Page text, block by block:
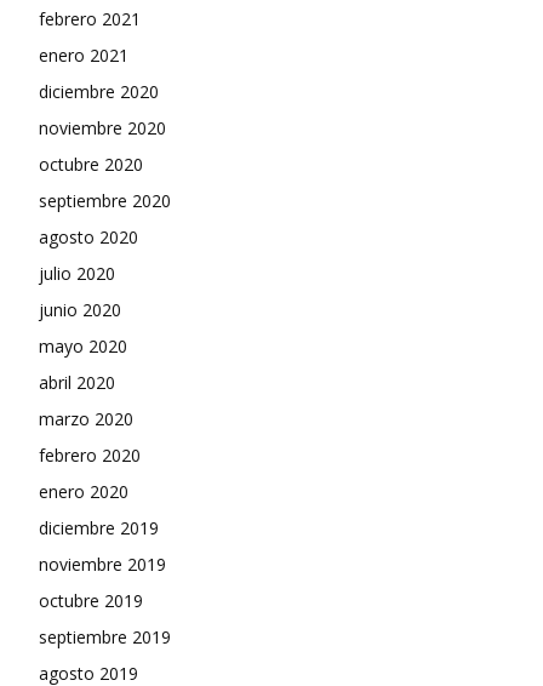
febrero 2021
enero 2021
diciembre 2020
noviembre 2020
octubre 2020
septiembre 2020
agosto 2020
julio 2020
junio 2020
mayo 2020
abril 2020
marzo 2020
febrero 2020
enero 2020
diciembre 2019
noviembre 2019
octubre 2019
septiembre 2019
agosto 2019